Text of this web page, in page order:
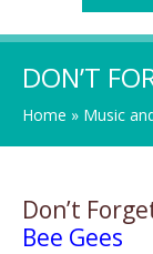
DON’T
Home » Music
Don’t
Bee Gees